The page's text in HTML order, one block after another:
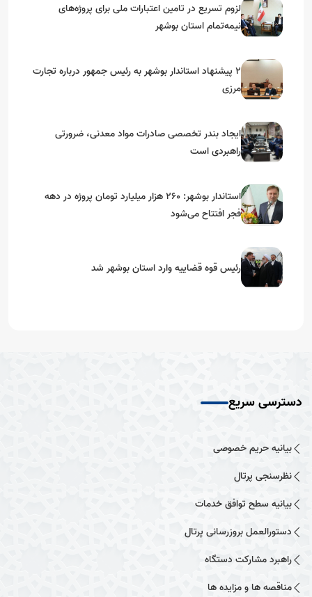
لزوم تسریع در تامین اعتبارات ملی برای پروژه‌های
نیمه‌تمام استان بوشهر
۲ پیشنهاد استاندار بوشهر به رئیس جمهور درباره تجارت
مرزی
ایجاد بندر تخصصی صادرات مواد معدنی، ضرورتی
راهبردی است
استاندار بوشهر: ۲۶۰ هزار میلیارد تومان پروژه در دهه
فجر افتتاح می‌شود
رئیس قوه قضاییه وارد استان بوشهر شد
دسترسی سریع
بیانیه حریم خصوصی
نظرسنجی پرتال
بیانیه سطح توافق خدمات
دستورالعمل بروزرسانی پرتال
راهبرد مشارکت دستگاه
مناقصه ها و مزایده ها